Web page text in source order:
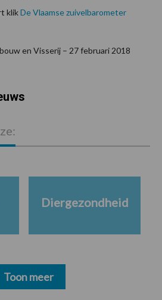
klikDe Vlaamse zuivelbarometer
en Visserij – 27 februari 2018
Diergezondheid
Toon meer